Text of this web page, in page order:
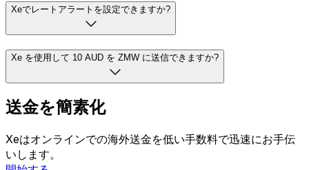
Xeでレートアラートを設定できますか?
Xe を使用して 10 AUD を ZMW に送信できますか?
送金を簡素化
Xeはオンラインでの海外送金を低い手数料で迅速にお手伝
いします。